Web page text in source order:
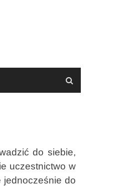
do siebie,
uczestnictwo w
jednocześnie do